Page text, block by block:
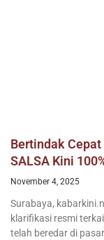
Bertindak
SALSA Kini
November 4, 2025
Surabaya,
klarifikasi resmi
telah beredar di